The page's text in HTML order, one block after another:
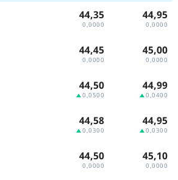
44,35
0,0000
44,95
0,0000
44,45
0,0000
45,00
0,0000
44,50
0,0500
44,99
0,0400
44,58
0,0300
44,95
0,0300
44,50
0,0000
45,10
0,0000